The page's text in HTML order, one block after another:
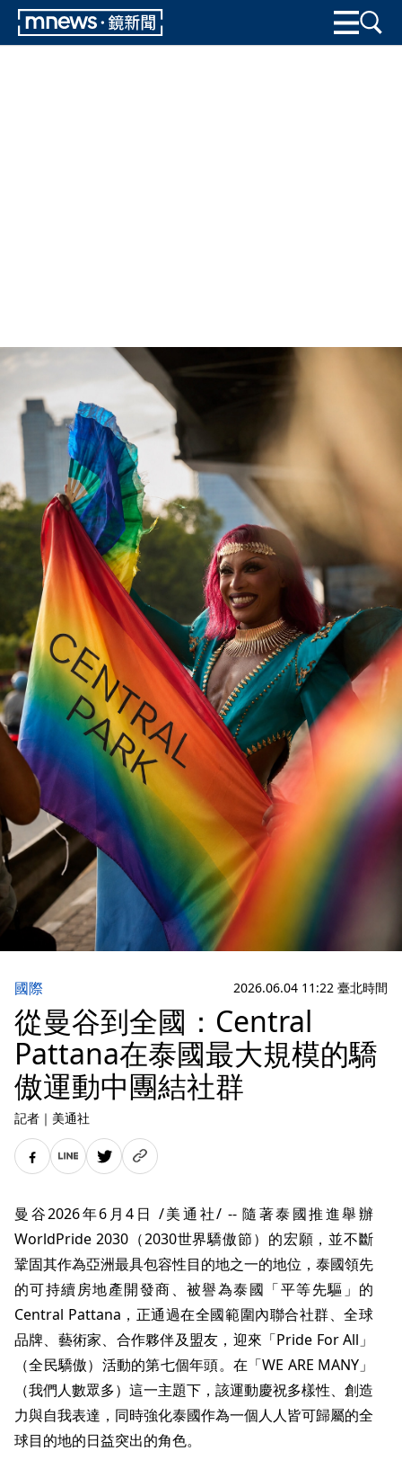
國際 2026.06.04 11:22 臺北時間
從曼谷到全國：Central
Pattana在泰國最大規模的驕
傲運動中團結社群
記者 ｜ 美通社
曼谷2026年6月4日 /美通社/ -- 隨著泰國推進舉辦
WorldPride 2030（2030世界驕傲節）的宏願，並不斷
鞏固其作為亞洲最具包容性目的地之一的地位，泰國領先
的可持續房地產開發商、被譽為泰國「平等先驅」的
Central Pattana，正通過在全國範圍內聯合社群、全球
品牌、藝術家、合作夥伴及盟友，迎來「Pride For All」
（全民驕傲）活動的第七個年頭。在「WE ARE MANY」
（我們人數眾多）這一主題下，該運動慶祝多樣性、創造
力與自我表達，同時強化泰國作為一個人人皆可歸屬的全
球目的地的日益突出的角色。